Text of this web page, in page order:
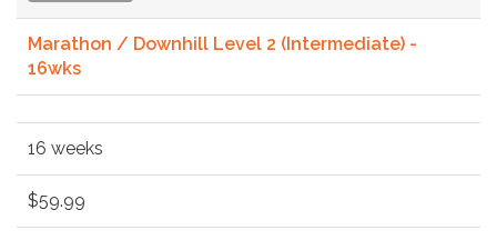
Marathon / Downhill Level 2 (Intermediate) -
16wks
16 weeks
$59.99